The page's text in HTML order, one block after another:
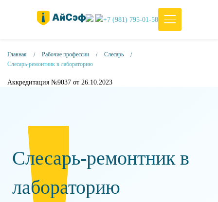
+7 (981) 795-01-58
Главная Рабочие профессии
Слесарь
Слесарь-ремонтник в лабораторию
Аккредитация №9037 от 26.10.2023
Слесарь-ремонтник в
лабораторию